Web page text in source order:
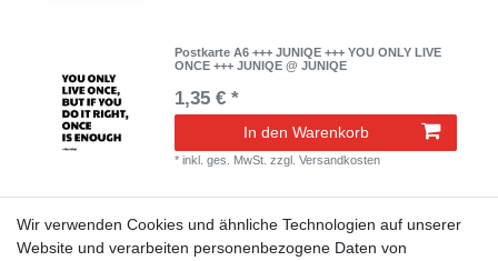
Postkarte A6 +++ JUNIQE +++ YOU ONLY LIVE
ONCE +++ JUNIQE @ JUNIQE
1,35 € *
In den Warenkorb
*inkl. ges. MwSt. zzgl.Versandkosten
Postkarte A6 +++ JUNIQE +++ IMPOSSIBLE
JOURNEY +++ JUNIQE @ JUNIQE
Wir verwenden Cookies und ähnliche Technologien auf unserer
Website und verarbeiten personenbezogene Daten von